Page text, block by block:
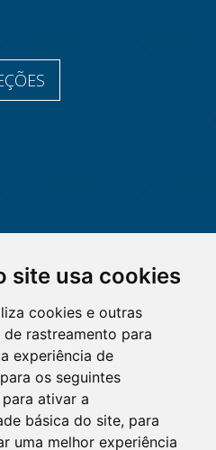
site usa cookies
cookies e outras
rastreamento para
experiência de
os seguintes
para ativar a
básica do site, para
uma melhor experiência